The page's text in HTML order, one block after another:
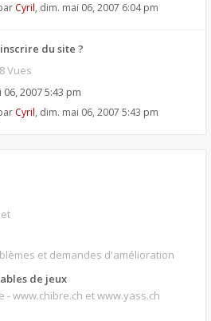
Cyril, dim. mai 06, 2007 6:04 pm
du site ?
Vues
2007 5:43 pm
Cyril, dim. mai 06, 2007 5:43 pm
et demandes d'amélioration
tables de jeux
- www.chibre.ch et www.yass.ch